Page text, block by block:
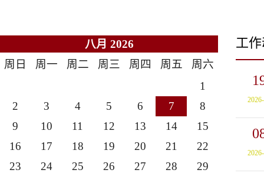
八月 2026
周日
周一 周二 周三 周四 周五
周六
1
2
3 4 5 6 7
8
9
10 11 12 13 14
15
16
17 18 19 20 21
22
23
24 25 26 27 28
29
工